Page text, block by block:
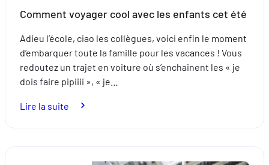
Comment voyager cool avec les enfants cet été
Adieu l’école, ciao les collègues, voici enfin le moment
d’embarquer toute la famille pour les vacances ! Vous
redoutez un trajet en voiture où s’enchainent les « je
dois faire pipiiii », « je…
Lire la suite